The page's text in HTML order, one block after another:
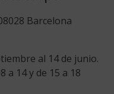
Barcelona
al 14 de junio.
a 14 y de 15 a 18